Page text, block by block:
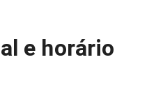
e horário